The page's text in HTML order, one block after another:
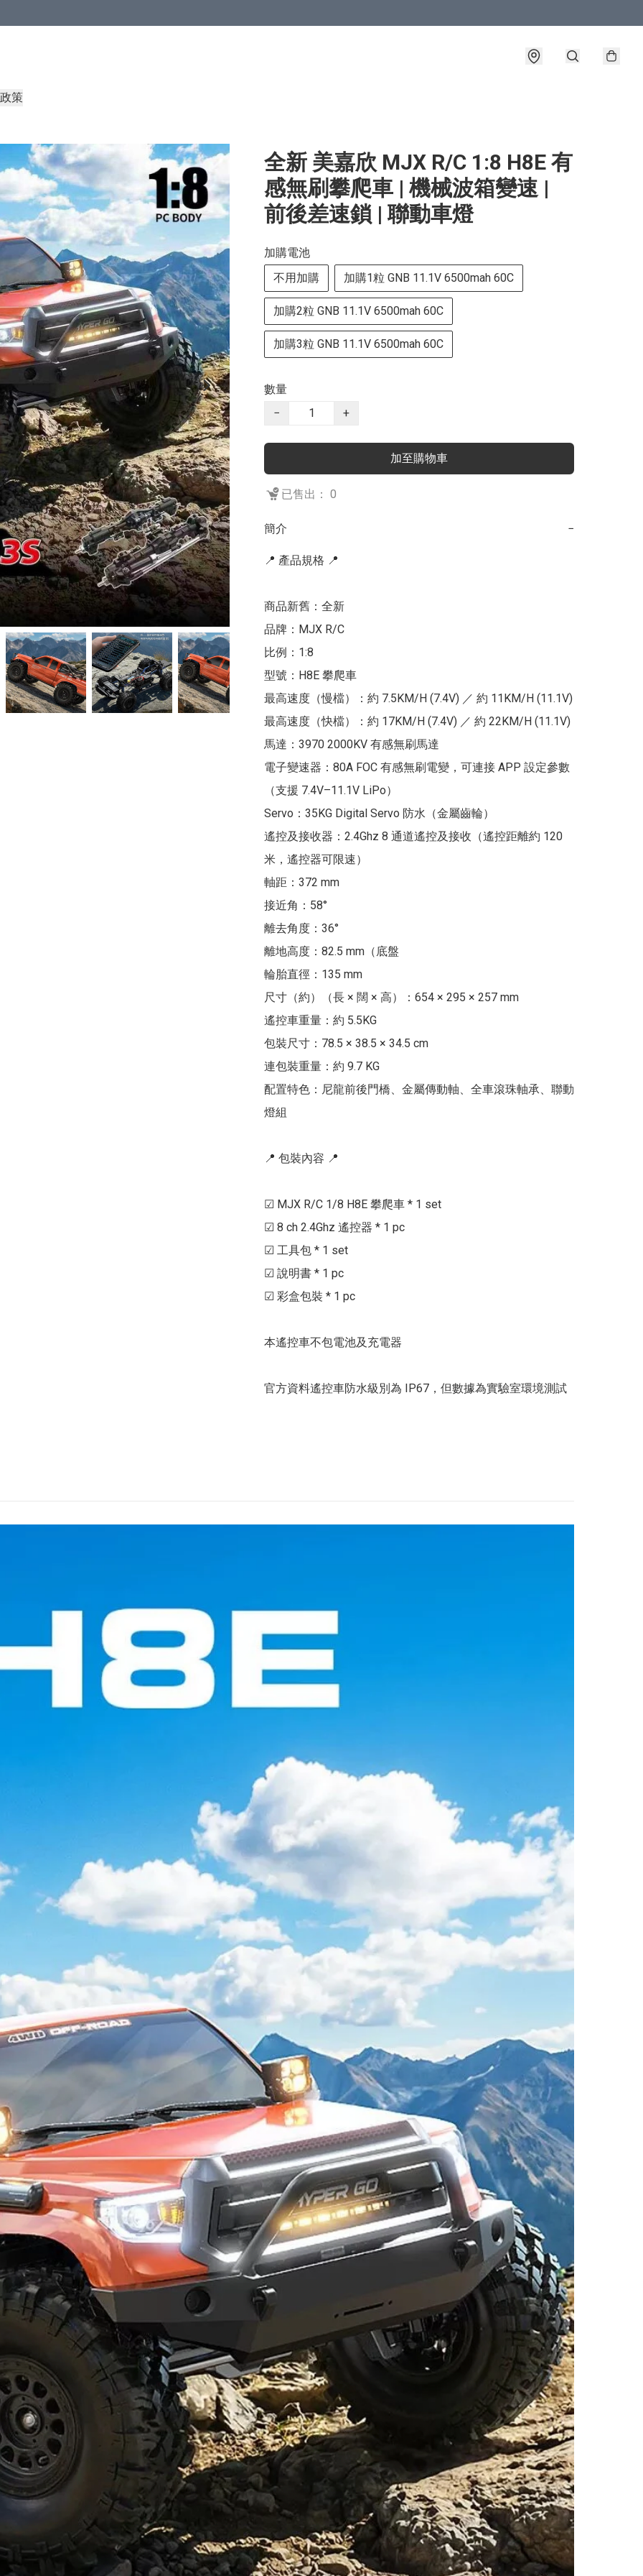
策
全新 美嘉欣 MJX R/C 1:8 H8E 有
感無刷攀爬車 | 機械波箱變速 |
前後差速鎖 | 聯動車燈
加購電池
不用加購
加購1粒 GNB 11.1V 6500mah 60C
加購2粒 GNB 11.1V 6500mah 60C
加購3粒 GNB 11.1V 6500mah 60C
數量
−
+
加至購物車
已售出： 0
簡介 −
📍 產品規格 📍
商品新舊：全新
品牌：MJX R/C
比例：1:8
型號：H8E 攀爬車
最高速度（慢檔）：約 7.5KM/H (7.4V) ／ 約 11KM/H (11.1V)
最高速度（快檔）：約 17KM/H (7.4V) ／ 約 22KM/H (11.1V)
馬達：3970 2000KV 有感無刷馬達
電子變速器：80A FOC 有感無刷電變，可連接 APP 設定參數
（支援 7.4V–11.1V LiPo）
Servo：35KG Digital Servo 防水（金屬齒輪）
遙控及接收器：2.4Ghz 8 通道遙控及接收（遙控距離約 120
米，遙控器可限速）
軸距：372 mm
接近角：58°
離去角度：36°
離地高度：82.5 mm（底盤
輪胎直徑：135 mm
尺寸（約）（長 × 闊 × 高）：654 × 295 × 257 mm
遙控車重量：約 5.5KG
包裝尺寸：78.5 × 38.5 × 34.5 cm
連包裝重量：約 9.7 KG
配置特色：尼龍前後門橋、金屬傳動軸、全車滾珠軸承、聯動
燈組
📍 包裝內容 📍
☑ MJX R/C 1/8 H8E 攀爬車 * 1 set
☑ 8 ch 2.4Ghz 遙控器 * 1 pc
☑ 工具包 * 1 set
☑ 說明書 * 1 pc
☑ 彩盒包裝 * 1 pc
本遙控車不包電池及充電器
官方資料遙控車防水級別為 IP67，但數據為實驗室環境測試